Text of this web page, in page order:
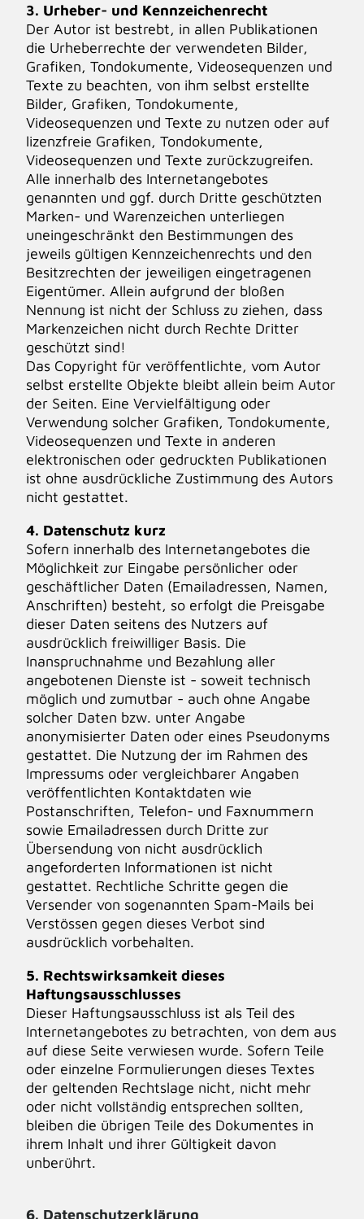
3. Urheber- und Kennzeichenrecht
Der Autor ist bestrebt, in allen Publikationen
die Urheberrechte der verwendeten Bilder,
Grafiken, Tondokumente, Videosequenzen und
Texte zu beachten, von ihm selbst erstellte
Bilder, Grafiken, Tondokumente,
Videosequenzen und Texte zu nutzen oder auf
lizenzfreie Grafiken, Tondokumente,
Videosequenzen und Texte zurückzugreifen.
Alle innerhalb des Internetangebotes
genannten und ggf. durch Dritte geschützten
Marken- und Warenzeichen unterliegen
uneingeschränkt den Bestimmungen des
jeweils gültigen Kennzeichenrechts und den
Besitzrechten der jeweiligen eingetragenen
Eigentümer. Allein aufgrund der bloßen
Nennung ist nicht der Schluss zu ziehen, dass
Markenzeichen nicht durch Rechte Dritter
geschützt sind!
Das Copyright für veröffentlichte, vom Autor
selbst erstellte Objekte bleibt allein beim Autor
der Seiten. Eine Vervielfältigung oder
Verwendung solcher Grafiken, Tondokumente,
Videosequenzen und Texte in anderen
elektronischen oder gedruckten Publikationen
ist ohne ausdrückliche Zustimmung des Autors
nicht gestattet.
4. Datenschutz kurz
Sofern innerhalb des Internetangebotes die
Möglichkeit zur Eingabe persönlicher oder
geschäftlicher Daten (Emailadressen, Namen,
Anschriften) besteht, so erfolgt die Preisgabe
dieser Daten seitens des Nutzers auf
ausdrücklich freiwilliger Basis. Die
Inanspruchnahme und Bezahlung aller
angebotenen Dienste ist - soweit technisch
möglich und zumutbar - auch ohne Angabe
solcher Daten bzw. unter Angabe
anonymisierter Daten oder eines Pseudonyms
gestattet. Die Nutzung der im Rahmen des
Impressums oder vergleichbarer Angaben
veröffentlichten Kontaktdaten wie
Postanschriften, Telefon- und Faxnummern
sowie Emailadressen durch Dritte zur
Übersendung von nicht ausdrücklich
angeforderten Informationen ist nicht
gestattet. Rechtliche Schritte gegen die
Versender von sogenannten Spam-Mails bei
Verstössen gegen dieses Verbot sind
ausdrücklich vorbehalten.
5. Rechtswirksamkeit dieses
Haftungsausschlusses
Dieser Haftungsausschluss ist als Teil des
Internetangebotes zu betrachten, von dem aus
auf diese Seite verwiesen wurde. Sofern Teile
oder einzelne Formulierungen dieses Textes
der geltenden Rechtslage nicht, nicht mehr
oder nicht vollständig entsprechen sollten,
bleiben die übrigen Teile des Dokumentes in
ihrem Inhalt und ihrer Gültigkeit davon
unberührt.
6. Datenschutzerklärung